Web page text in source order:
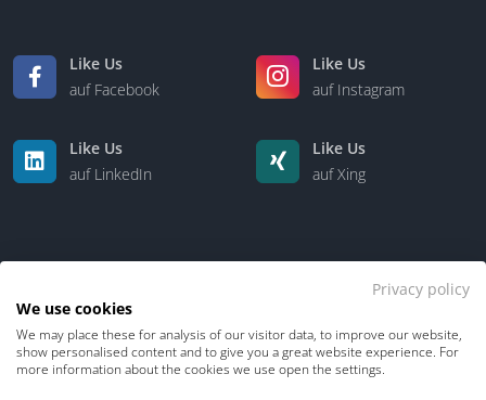
Like Us
auf Facebook
Like Us
auf Instagram
Like Us
auf LinkedIn
Like Us
auf Xing
Kontakt Über uns
Privacy policy
We use cookies
We may place these for analysis of our visitor data, to improve our website,
show personalised content and to give you a great website experience. For
more information about the cookies we use open the settings.